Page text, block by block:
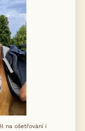
na ošetřování i